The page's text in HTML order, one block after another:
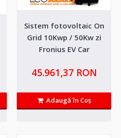
Sistem fotovoltaic On
Grid 10Kwp / 50Kw zi
Fronius EV Car
45.961,37 RON
Adaugă în Coş